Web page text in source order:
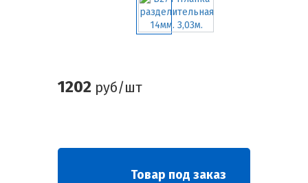
1202 руб/шт
Товар под заказ